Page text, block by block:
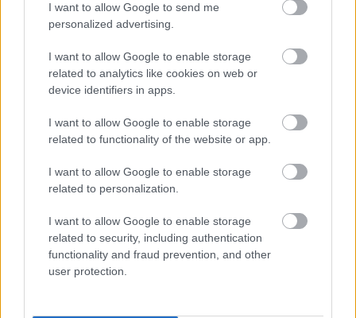
I want to allow Google to send me
personalized advertising.
I want to allow Google to enable storage
related to analytics like cookies on web or
device identifiers in apps.
I want to allow Google to enable storage
related to functionality of the website or app.
I want to allow Google to enable storage
related to personalization.
I want to allow Google to enable storage
related to security, including authentication
functionality and fraud prevention, and other
user protection.
EGYKORI JÁTÉKOSOK
SANTOSNAK
GIGGS: CARRICK ÚJRA
"IZGALOMBA" HOZTA A